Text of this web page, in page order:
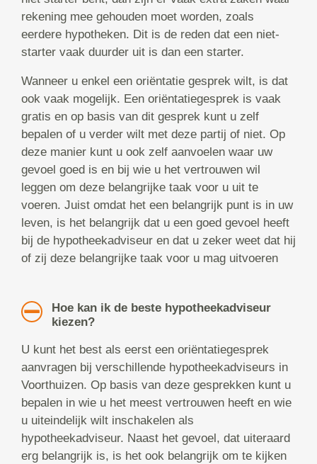
rekening mee gehouden moet worden, zoals
eerdere hypotheken. Dit is de reden dat een niet-
starter vaak duurder uit is dan een starter.
Wanneer u enkel een oriëntatie gesprek wilt, is dat
ook vaak mogelijk. Een oriëntatiegesprek is vaak
gratis en op basis van dit gesprek kunt u zelf
bepalen of u verder wilt met deze partij of niet. Op
deze manier kunt u ook zelf aanvoelen waar uw
gevoel goed is en bij wie u het vertrouwen wil
leggen om deze belangrijke taak voor u uit te
voeren. Juist omdat het een belangrijk punt is in uw
leven, is het belangrijk dat u een goed gevoel heeft
bij de hypotheekadviseur en dat u zeker weet dat hij
of zij deze belangrijke taak voor u mag uitvoeren
Hoe kan ik de beste hypotheekadviseur
kiezen?
U kunt het best als eerst een oriëntatiegesprek
aanvragen bij verschillende hypotheekadviseurs in
Voorthuizen. Op basis van deze gesprekken kunt u
bepalen in wie u het meest vertrouwen heeft en wie
u uiteindelijk wilt inschakelen als
hypotheekadviseur. Naast het gevoel, dat uiteraard
erg belangrijk is, is het ook belangrijk om te kijken